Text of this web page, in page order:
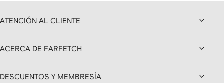
ATENCIÓN AL CLIENTE
ACERCA DE FARFETCH
DESCUENTOS Y MEMBRESÍA